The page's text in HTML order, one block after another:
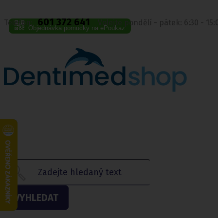
Telefon: 601 372 641 Volejte pondělí - pátek: 6:30 -
Objednávka pomůcky na ePoukaz
VYHLEDAT